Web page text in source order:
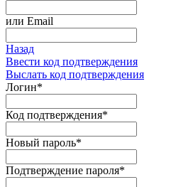
или Email
Назад
Ввести код подтверждения
Выслать код подтверждения
Логин*
Код подтверждения*
Новый пароль*
Подтверждение пароля*